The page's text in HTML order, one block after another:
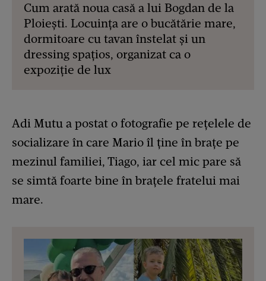
Cum arată noua casă a lui Bogdan de la
Ploiești. Locuința are o bucătărie mare,
dormitoare cu tavan înstelat și un
dressing spațios, organizat ca o
expoziție de lux
Adi Mutu a postat o fotografie pe rețelele de
socializare în care Mario îl ține în brațe pe
mezinul familiei, Tiago, iar cel mic pare să
se simtă foarte bine în brațele fratelui mai
mare.